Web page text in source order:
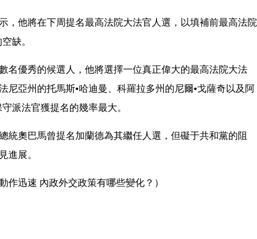
他將在下周提名最高法院大法官人選，以填補前最高法院
缺。
優秀的候選人，他將選擇一位真正偉大的最高法院大法
尼亞州的托馬斯•哈迪曼、科羅拉多州的尼爾•戈薩奇以及阿
派法官獲提名的幾率最大。
奧巴馬曾提名加蘭德為其繼任人選，但礙于共和黨的阻
進展。
迅速 內政外交政策有哪些變化？）